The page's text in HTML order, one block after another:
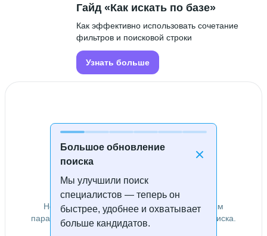
Большое обновление
поиска
Мы улучшили поиск
специалистов — теперь он
быстрее, удобнее и охватывает
больше кандидатов.
Гайд «Как искать по базе»
Как эффективно использовать сочетание
фильтров и поисковой строки
Узнать больше
Специалисты не найдены
Не удалось найти специалистов по заданным
параметрам. Попробуйте изменить условия поиска.